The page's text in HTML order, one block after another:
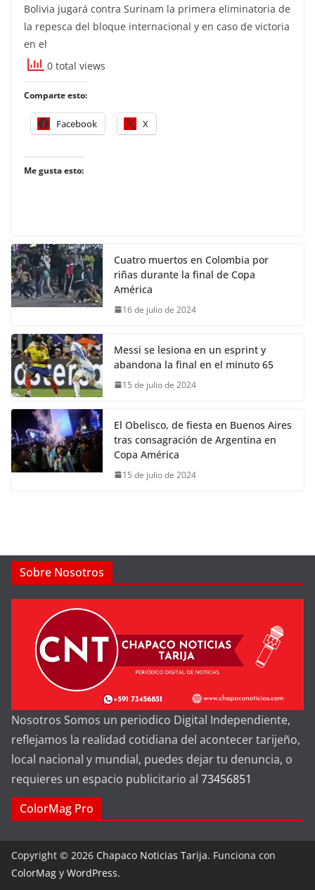
Bolivia jugará contra Surinam la primera eliminatoria de
la repesca del bloque internacional y en caso de victoria
en el
0 total views
Comparte esto:
Facebook X
Me gusta esto:
Cuatro muertos en Colombia por
riñas durante la final de Copa
América
16 de julio de 2024
Messi se lesiona en un esprint y
abandona la final en el minuto 65
15 de julio de 2024
El Obelisco, de fiesta en Buenos Aires
tras consagración de Argentina en
Copa América
15 de julio de 2024
Sobre Nosotros
Nosotros Somos un periodico Digital Independiente,
reflejamos la realidad cotidiana del acontecer tarijeño,
local nacional y mundial, puedes dejar tu denuncia, o
requieres un espacio publicitario al 73456851
ColorMag Pro
Copyright © 2026 Chapaco Noticias Tarija. Funciona con
ColorMag y WordPress.